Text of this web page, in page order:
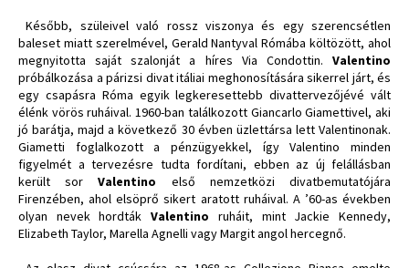
Később, szüleivel való rossz viszonya és egy szerencsétlen
baleset miatt szerelmével, Gerald Nantyval Rómába költözött, ahol
megnyitotta saját szalonját a híres Via Condottin. Valentino
próbálkozása a párizsi divat itáliai meghonosítására sikerrel járt, és
egy csapásra Róma egyik legkeresettebb divattervezőjévé vált
élénk vörös ruháival. 1960-ban találkozott Giancarlo Giamettivel, aki
jó barátja, majd a következő 30 évben üzlettársa lett Valentinonak.
Giametti foglalkozott a pénzügyekkel, így Valentino minden
figyelmét a tervezésre tudta fordítani, ebben az új felállásban
került sorValentino első nemzetközi divatbemutatójára
Firenzében, ahol elsöprő sikert aratott ruháival. A ’60-as években
olyan nevek hordtákValentino ruháit, mint Jackie Kennedy,
Elizabeth Taylor, Marella Agnelli vagy Margit angol hercegnő.